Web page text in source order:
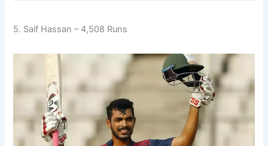
5. Saif Hassan – 4,508 Runs